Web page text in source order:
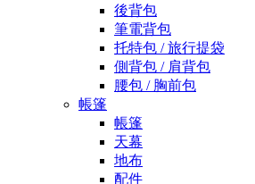
後背包
筆電背包
托特包 / 旅行提袋
側背包 / 肩背包
腰包 / 胸前包
帳篷
帳篷
天幕
地布
配件